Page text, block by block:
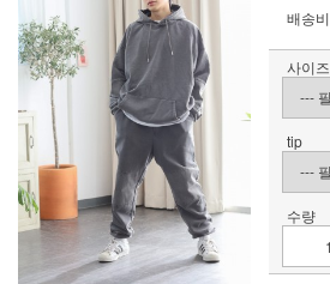
배송비
사이즈
tip
수량